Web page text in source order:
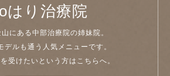
はり治療院
にある中部治療院の姉妹院。
デルも通う人気メニューです。
受けたいという方はこちらへ。